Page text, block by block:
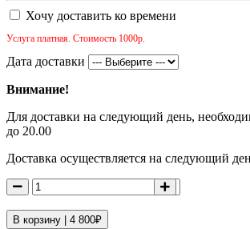
Хочу доставить ко времени
Услуга платная. Стоимость 1000р.
Дата доставки
Внимание!
Для доставки на следующий день,
до 20.00
Доставка осуществляется на следующий
В корзину | 4 800₽